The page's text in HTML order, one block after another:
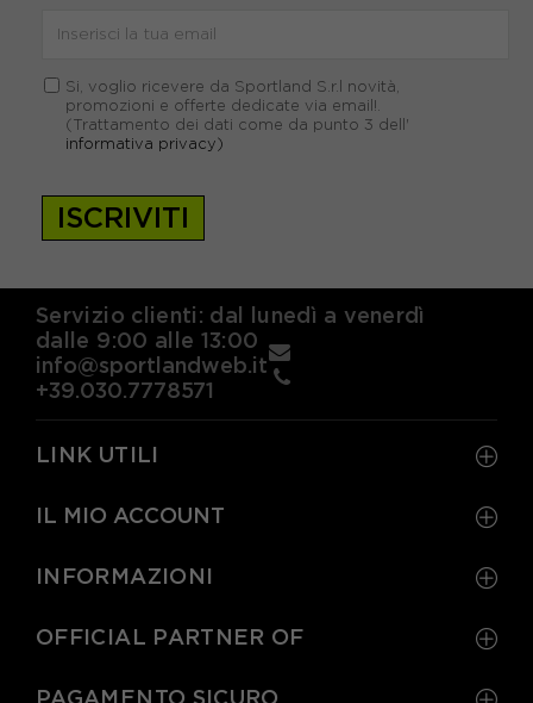
Si, voglio ricevere da Sportland S.r.l novità,
promozioni e offerte dedicate via email!.
(Trattamento dei dati come da punto 3 dell'
informativa privacy)
ISCRIVITI
Servizio clienti: dal lunedì a venerdì
dalle 9:00 alle 13:00
info@sportlandweb.it
+39.030.7778571
LINK UTILI
IL MIO ACCOUNT
INFORMAZIONI
OFFICIAL PARTNER OF
PAGAMENTO SICURO